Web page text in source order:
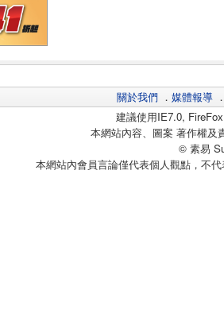
關於我們 ． 媒體報導
建議使用IE7.0,
本網站內容、圖案 著作權及
© 素易
本網站內會員言論僅代表個人觀點，不